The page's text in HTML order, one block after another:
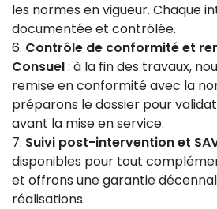
les normes en vigueur. Chaque
documentée et contrôlée.
Contrôle de conformité et
Consuel: à la fin des travaux,
remise en conformité avec la
préparons le dossier pour
avant la mise en service.
Suivi post-intervention et
disponibles pour tout
et offrons une garantie
réalisations.